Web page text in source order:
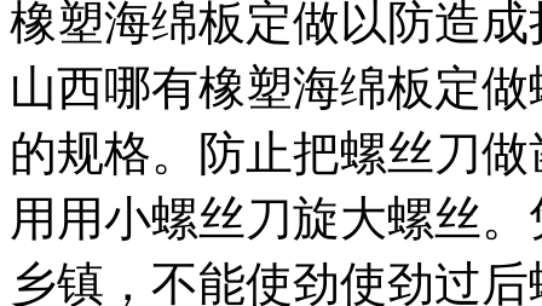
橡塑海绵板定做以防造
山西哪有橡塑海绵板定
的规格。防止把螺丝刀
用用小螺丝刀旋大螺丝
乡镇，不能使劲使劲过